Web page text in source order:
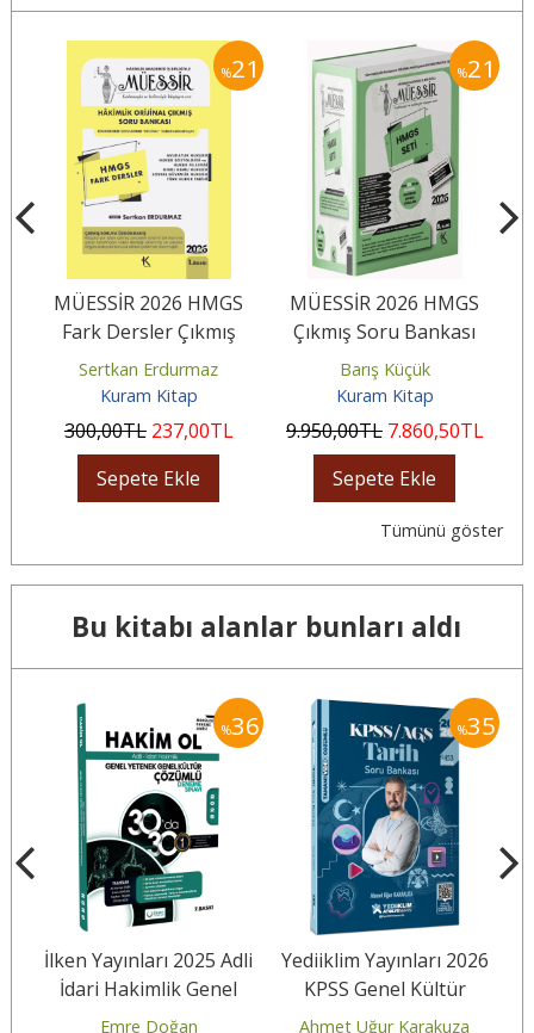
%21
MÜESSİR 2026 HMGS
Fark Dersler Çıkmış
Soru Bankası
Sertkan Erdurmaz
Kuram Kitap
300,00TL 237,00TL
Sepete Ekle
%21
MÜESSİR 2026 HMGS
Çıkmış Soru Bankası
Seti Çözümlü
Barış Küçük
Kuram Kitap
9.950,00TL 7.860,50TL
Sepete Ekle
Tümünü göster
Bu kitabı alanlar bunları aldı
%36
İlken Yayınları 2025 Adli
İdari Hakimlik Genel
Yetenek Genel Kültür...
Emre Doğan
%35
Yediiklim Yayınları 2026
KPSS Genel Kültür
Atölye Tarih Tamamı
Ahmet Uğur Karakuza